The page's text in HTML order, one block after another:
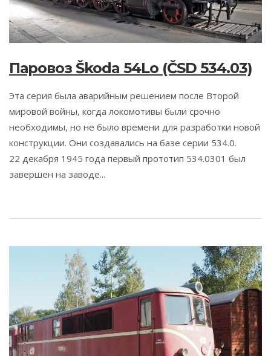
Паровоз Škoda 54Lo (ČSD 534.03)
Эта серия была аварийным решением после Второй
мировой войны, когда локомотивы были срочно
необходимы, но не было времени для разработки новой
конструкции. Они создавались на базе серии 534.0.
22 декабря 1945 года первый прототип 534.0301 был
завершен на заводе...